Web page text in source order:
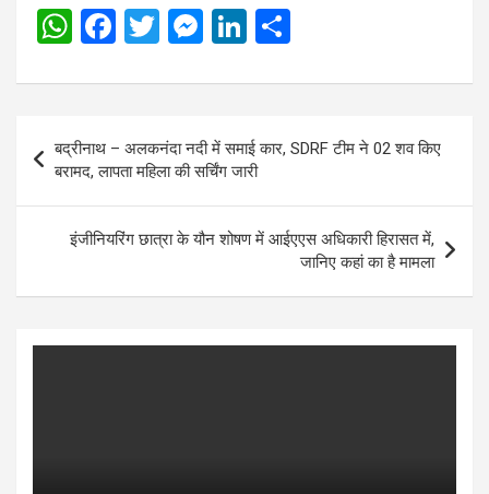
W
at
s
A
p
p
F
ce
o
o
k
T
tt
er
M
se
n
g
er
Li
ke
dI
n
ar
e
navigation
बद्रीनाथ – अलकनंदा नदी में समाई कार, SDRF टीम ने 02 शव किए
बरामद, लापता महिला की सर्चिंग जारी
इंजीनियरिंग छात्रा के यौन शोषण में आईएएस अधिकारी हिरासत में,
जानिए कहां का है मामला